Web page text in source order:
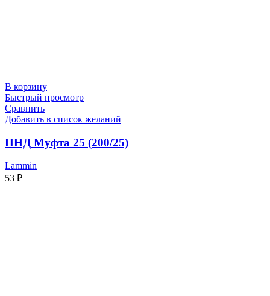
В корзину
Быстрый просмотр
Сравнить
Добавить в список желаний
ПНД Муфта 25 (200/25)
Lammin
53 ₽